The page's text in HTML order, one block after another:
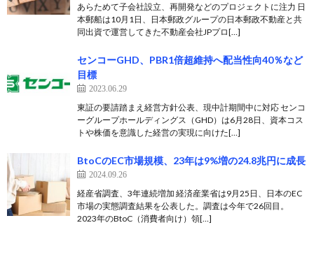
あらためて子会社設立、再開発などのプロジェクトに注力 日
本郵船は10月1日、日本郵政グループの日本郵政不動産と共
同出資で運営してきた不動産会社JPプロ[…]
センコーGHD、PBR1倍超維持へ配当性向40％など
目標
2023.06.29
東証の要請踏まえ経営方針公表、現中計期間中に対応 センコ
ーグループホールディングス（GHD）は6月28日、資本コス
トや株価を意識した経営の実現に向けた[…]
BtoCのEC市場規模、23年は9%増の24.8兆円に成長
2024.09.26
経産省調査、3年連続増加 経済産業省は9月25日、日本のEC
市場の実態調査結果を公表した。調査は今年で26回目。
2023年のBtoC（消費者向け）領[…]